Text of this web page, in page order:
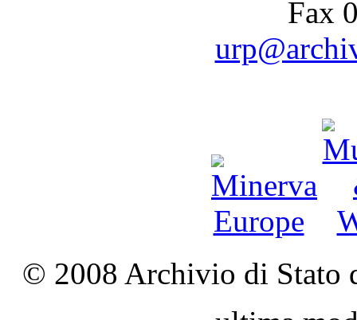
Fax
© 2008 Archivio di Stato